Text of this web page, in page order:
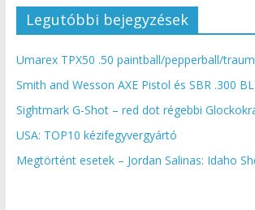
Legutóbbi bejegyzések
Umarex TPX50 .50 paintball/pepperball/
Smith and Wesson AXE Pistol és SBR .300
Sightmark G-Shot – red dot régebbi
USA: TOP10 kézifegyvergyártó
Megtörtént esetek – Jordan Salinas: Idaho